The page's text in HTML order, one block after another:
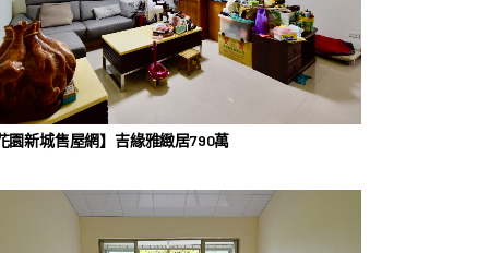
園新城售屋網】吉緣雅緻居790萬